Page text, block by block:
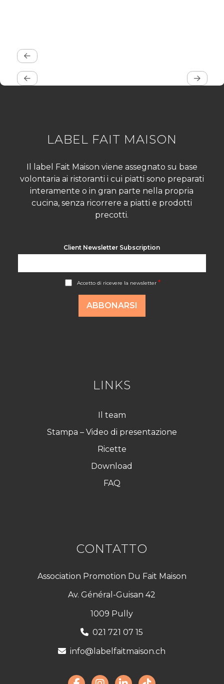
LABEL FAIT MAISON
Il label Fait Maison viene assegnato su base
volontaria ai ristoranti i cui piatti sono preparati
interamente o in gran parte nella propria
cucina, senza ricorrere a piatti e prodotti
precotti.
Client Newsletter Subscription
Accetto di ricevere la newsletter *
ABBONARSI
LINKS
Il team
Stampa – Video di presentazione
Ricette
Download
FAQ
CONTATTO
Association Promotion Du Fait Maison
Av. Général-Guisan 42
1009 Pully
021 721 07 15
info@labelfaitmaison.ch